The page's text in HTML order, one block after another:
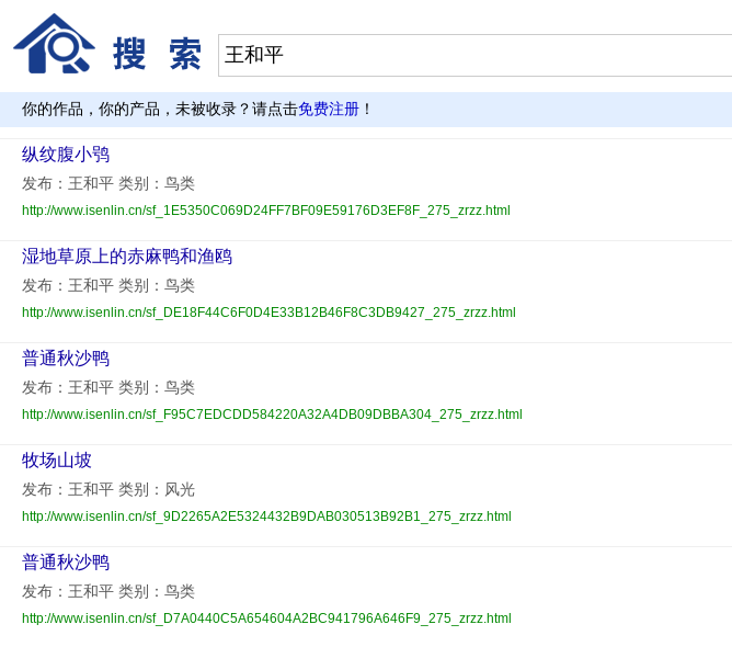
你的作品，你的产品，未被收录？请点击免费注册 ！
纵纹腹小鸮
发布：王和平 类别：鸟类
http://www.isenlin.cn/sf_1E5350C069D24FF7BF09E59176D3EF8F_275_zrzz.html
湿地草原上的赤麻鸭和渔鸥
发布：王和平 类别：鸟类
http://www.isenlin.cn/sf_DE18F44C6F0D4E33B12B46F8C3DB9427_275_zrzz.html
普通秋沙鸭
发布：王和平 类别：鸟类
http://www.isenlin.cn/sf_F95C7EDCDD584220A32A4DB09DBBA304_275_zrzz.html
牧场山坡
发布：王和平 类别：风光
http://www.isenlin.cn/sf_9D2265A2E5324432B9DAB030513B92B1_275_zrzz.html
普通秋沙鸭
发布：王和平 类别：鸟类
http://www.isenlin.cn/sf_D7A0440C5A654604A2BC941796A646F9_275_zrzz.html